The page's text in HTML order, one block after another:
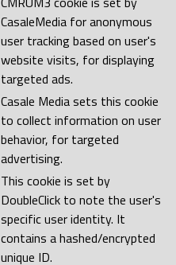
CasaleMedia for anonymous
user tracking based on user's
website visits, for displaying
targeted ads.
Casale Media sets this cookie
to collect information on user
behavior, for targeted
advertising.
This cookie is set by
DoubleClick to note the user's
specific user identity. It
contains a hashed/encrypted
unique ID.